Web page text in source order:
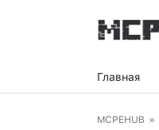
Главная
MCPEHUB »